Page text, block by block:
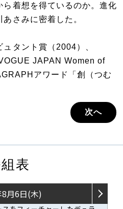
ら着想を得ているのか。進化
さみに密着した。
タント賞（2004）、
JAPAN Women of
アワード「創（つむ
次へ
表